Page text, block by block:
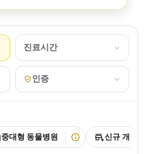
진료시간
인증
중대형 동물병원 신규 개원